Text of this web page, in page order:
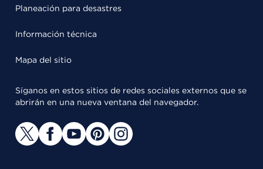
Planeación para desastres
Información técnica
Mapa del sitio
Síganos en estos sitios de redes sociales externos que se
abrirán en una nueva ventana del navegador.